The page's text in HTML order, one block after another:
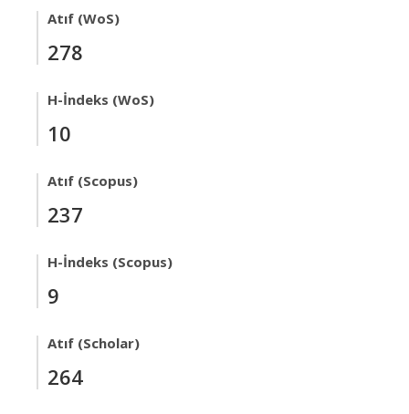
Atıf (WoS)
278
H-İndeks (WoS)
10
Atıf (Scopus)
237
H-İndeks (Scopus)
9
Atıf (Scholar)
264